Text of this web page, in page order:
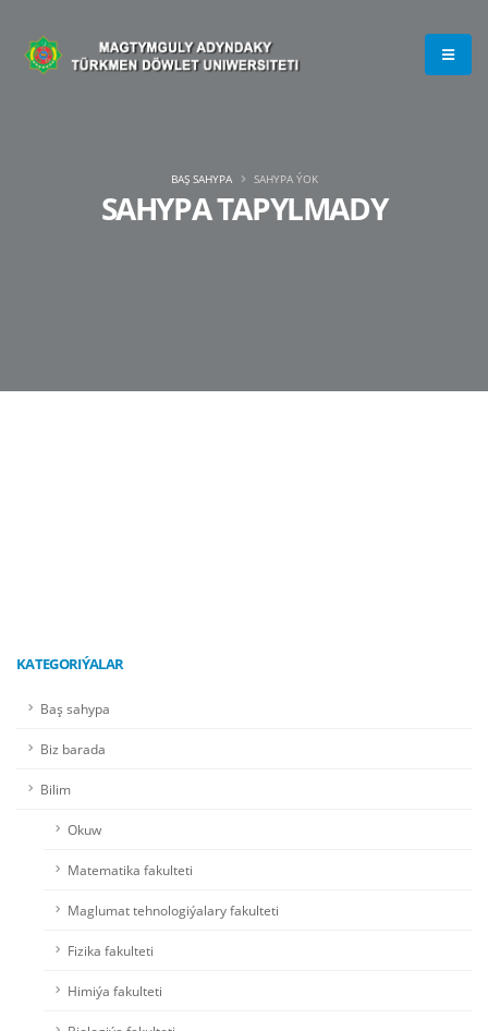
SAHYPA TAPYLMADY
BAŞ SAHYPA SAHYPA ÝOK
KATEGORIÝALAR
Baş sahypa
Biz barada
Bilim
Okuw
Matematika fakulteti
Maglumat tehnologiýalary fakulteti
Fizika fakulteti
Himiýa fakulteti